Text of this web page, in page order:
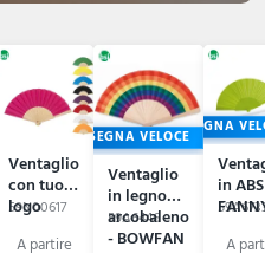
Ventaglio
con tuo
logo
59N00617
CONSEGNA VELOCE
Ventaglio
in legno
arcobaleno
- BOWFAN
59A6446
CONSEGNA
in